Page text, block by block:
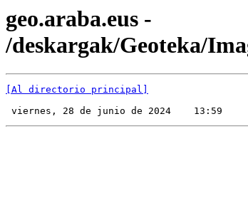
geo.araba.eus -
/deskargak/Geoteka/
[Al directorio principal]
viernes, 28 de junio de 2024    13:59